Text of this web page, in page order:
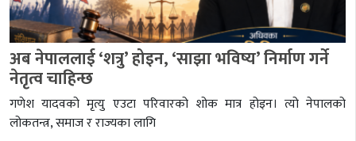
अब नेपाललाई ‘शत्रु’ होइन, ‘साझा भविष्य’ निर्माण गर्ने
नेतृत्व चाहिन्छ
गणेश यादवको मृत्यु एउटा परिवारको शोक मात्र होइन। त्यो नेपालको
लोकतन्त्र, समाज र राज्यका लागि